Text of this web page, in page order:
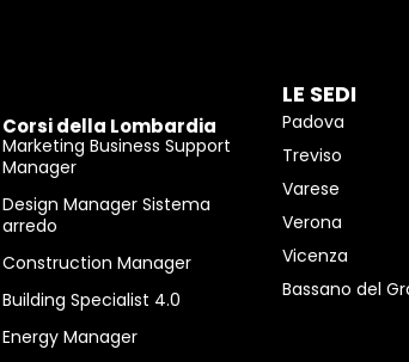
Corsi della Lombardia
Marketing Business Support
Manager
Design Manager Sistema
arredo
Construction Manager
Building Specialist 4.0
Energy Manager
LE SEDI
Padova
Treviso
Varese
Verona
Vicenza
Bassano del